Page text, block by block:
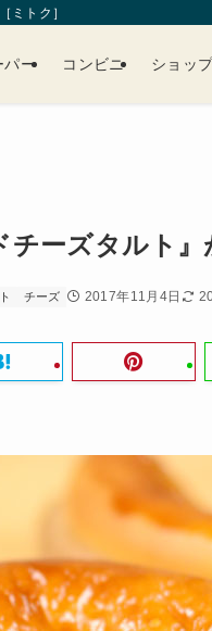
ミトク］
パー コンビニ ショッ
ーズタルト』
チーズ 2017年11月4日